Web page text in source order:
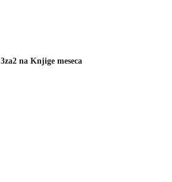
3za2 na Knjige meseca